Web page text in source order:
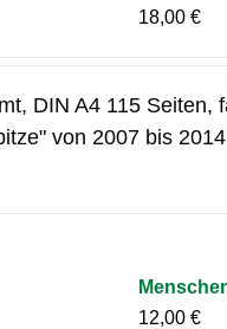
18,00€
DIN A4 115 Seiten,
von 2007 bis 2014
12,00€